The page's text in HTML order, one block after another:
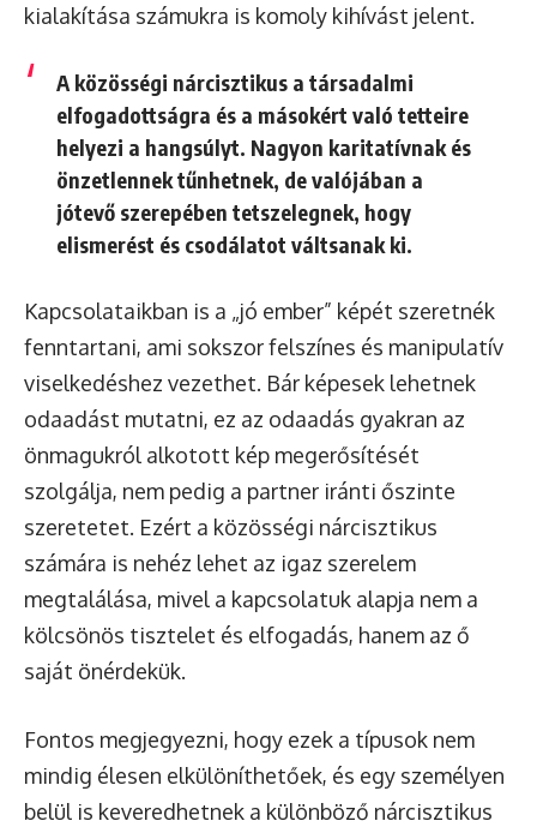
kialakítása számukra is komoly kihívást jelent.
A közösségi nárcisztikus a társadalmi
elfogadottságra és a másokért való tetteire
helyezi a hangsúlyt. Nagyon karitatívnak és
önzetlennek tűnhetnek, de valójában a
jótevő szerepében tetszelegnek, hogy
elismerést és csodálatot váltsanak ki.
Kapcsolataikban is a „jó ember” képét szeretnék
fenntartani, ami sokszor felszínes és manipulatív
viselkedéshez vezethet. Bár képesek lehetnek
odaadást mutatni, ez az odaadás gyakran az
önmagukról alkotott kép megerősítését
szolgálja, nem pedig a partner iránti őszinte
szeretetet. Ezért a közösségi nárcisztikus
számára is nehéz lehet az igaz szerelem
megtalálása, mivel a kapcsolatuk alapja nem a
kölcsönös tisztelet és elfogadás, hanem az ő
saját önérdekük.
Fontos megjegyezni, hogy ezek a típusok nem
mindig élesen elkülöníthetőek, és egy személyen
belül is keveredhetnek a különböző nárcisztikus